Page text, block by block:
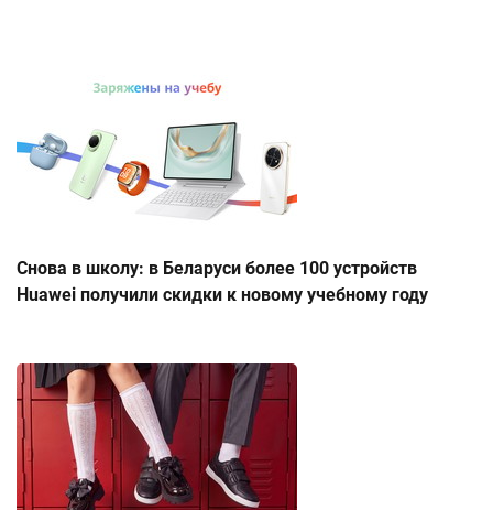
Снова в школу: в Беларуси более 100 устройств
Huawei получили скидки к новому учебному году